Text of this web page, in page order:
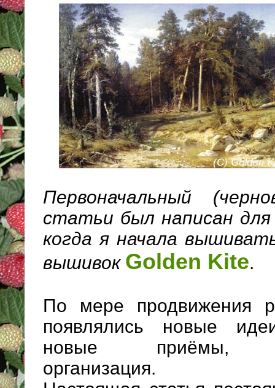
Первоначальный
статьи был написан для
когда я начала
вышивок Golden Kite.
По мере продвижения
появлялись новые
новые приёмы,
организация.